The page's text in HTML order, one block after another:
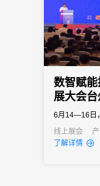
数智赋
展大会
6月14—16日
食荟」重点促
州白天鹅国际
线上展会
了解详情